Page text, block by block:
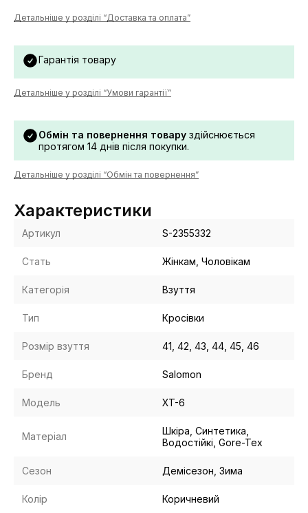
Детальніше у розділі “Доставка та оплата”
Гарантія товару
Детальніше у розділі “Умови гарантії”
Обмін та повернення товару здійснюється
протягом 14 днів після покупки.
Детальніше у розділі “Обмін та повернення”
Характеристики
Артикул S-2355332
Стать Жінкам, Чоловікам
Категорія Взуття
Тип Кросівки
Розмір взуття 41, 42, 43, 44, 45, 46
Бренд Salomon
Модель XT-6
Матеріал
Шкіра, Синтетика,
Водостійкі, Gore-Tex
Сезон Демісезон, Зима
Колір Коричневий